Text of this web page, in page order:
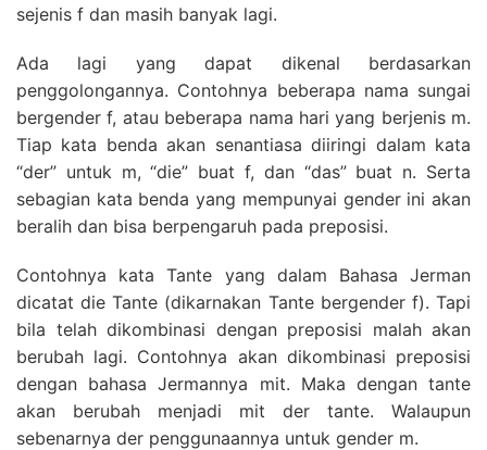
sejenis f dan masih banyak lagi.
Ada lagi yang dapat dikenal berdasarkan
penggolongannya. Contohnya beberapa nama sungai
bergender f, atau beberapa nama hari yang berjenis m.
Tiap kata benda akan senantiasa diiringi dalam kata
“der” untuk m, “die” buat f, dan “das” buat n. Serta
sebagian kata benda yang mempunyai gender ini akan
beralih dan bisa berpengaruh pada preposisi.
Contohnya kata Tante yang dalam Bahasa Jerman
dicatat die Tante (dikarnakan Tante bergender f). Tapi
bila telah dikombinasi dengan preposisi malah akan
berubah lagi. Contohnya akan dikombinasi preposisi
dengan bahasa Jermannya mit. Maka dengan tante
akan berubah menjadi mit der tante. Walaupun
sebenarnya der penggunaannya untuk gender m.